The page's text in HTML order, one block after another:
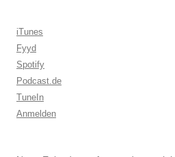
iTunes
Fyyd
Spotify
Podcast.de
TuneIn
Anmelden